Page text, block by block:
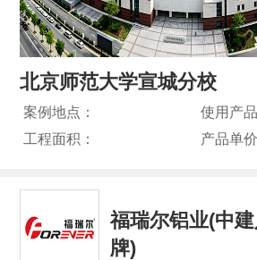
北京师范大学宣城分校
案例地点：
使用产品
工程面积：
产品单价
福瑞尔铝业(中
牌)